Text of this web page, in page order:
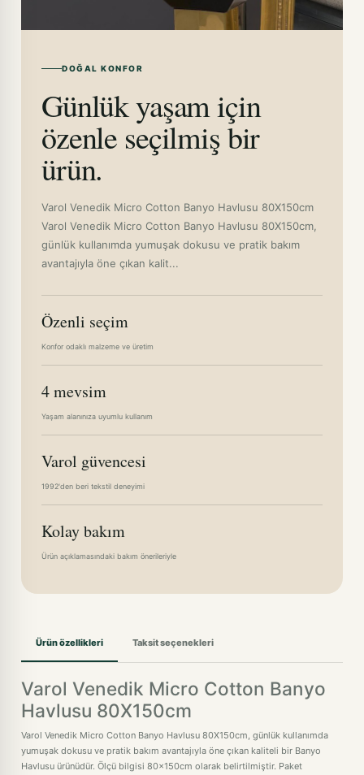
DOĞAL KONFOR
Günlük yaşam için
özenle seçilmiş bir
ürün.
Varol Venedik Micro Cotton Banyo Havlusu 80X150cm
Varol Venedik Micro Cotton Banyo Havlusu 80X150cm,
günlük kullanımda yumuşak dokusu ve pratik bakım
avantajıyla öne çıkan kalit...
Özenli seçim
Konfor odaklı malzeme ve üretim
4 mevsim
Yaşam alanınıza uyumlu kullanım
Varol güvencesi
1992'den beri tekstil deneyimi
Kolay bakım
Ürün açıklamasındaki bakım önerileriyle
Ürün özellikleri Taksit seçenekleri
Varol Venedik Micro Cotton Banyo
Havlusu 80X150cm
Varol Venedik Micro Cotton Banyo Havlusu 80X150cm, günlük kullanımda
yumuşak dokusu ve pratik bakım avantajıyla öne çıkan kaliteli bir Banyo
Havlusu ürünüdür. Ölçü bilgisi 80x150cm olarak belirtilmiştir. Paket